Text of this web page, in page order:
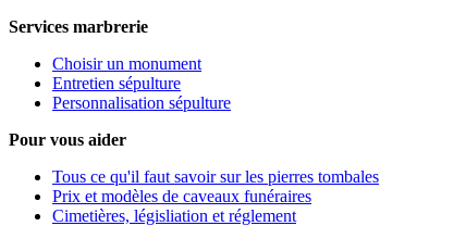
Services marbrerie
Choisir un monument
Entretien sépulture
Personnalisation sépulture
Pour vous aider
Tous ce qu'il faut savoir sur les pierres tombales
Prix et modèles de caveaux funéraires
Cimetières, législiation et réglement